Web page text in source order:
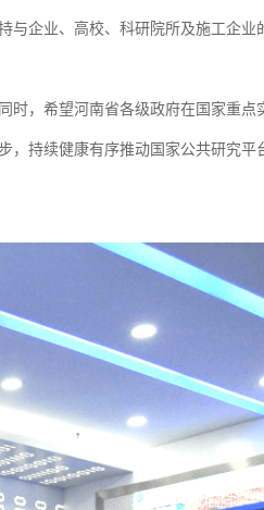
与企业、高校、科研院所及施工企业
时，希望河南省各级政府在国家重点
持续健康有序推动国家公共研究平